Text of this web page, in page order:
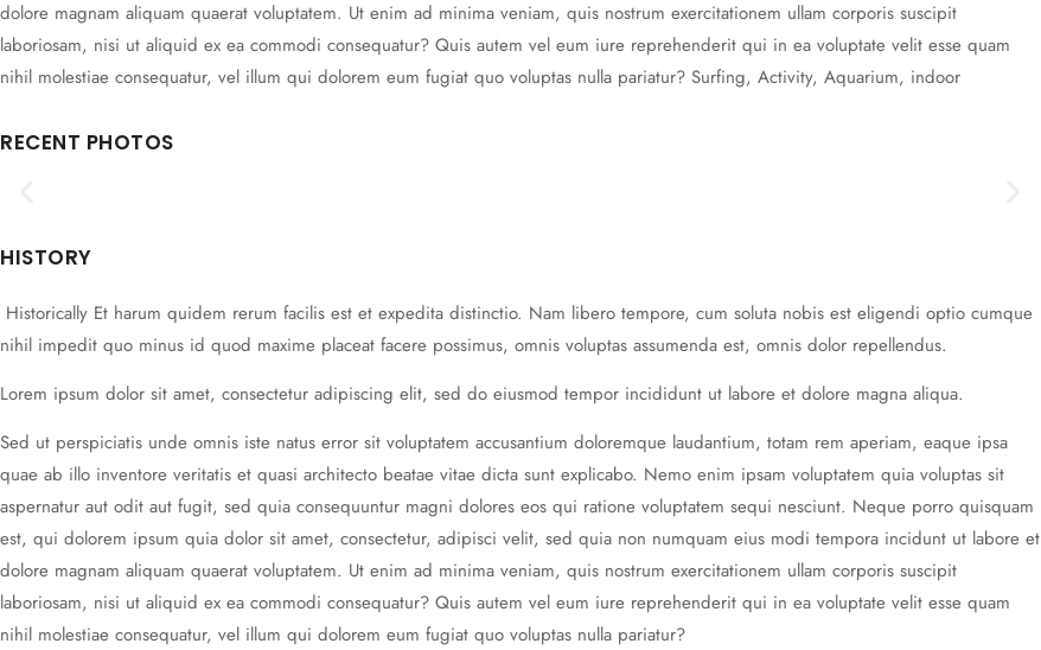
dolore magnam aliquam quaerat voluptatem. Ut enim ad minima veniam, quis nostrum exercitationem ullam corporis suscipit
laboriosam, nisi ut aliquid ex ea commodi consequatur? Quis autem vel eum iure reprehenderit qui in ea voluptate velit esse quam
nihil molestiae consequatur, vel illum qui dolorem eum fugiat quo voluptas nulla pariatur? Surfing, Activity, Aquarium, indoor
RECENT PHOTOS
HISTORY
Historically Et harum quidem rerum facilis est et expedita distinctio. Nam libero tempore, cum soluta nobis est eligendi optio cumque
nihil impedit quo minus id quod maxime placeat facere possimus, omnis voluptas assumenda est, omnis dolor repellendus.
Lorem ipsum dolor sit amet, consectetur adipiscing elit, sed do eiusmod tempor incididunt ut labore et dolore magna aliqua.
Sed ut perspiciatis unde omnis iste natus error sit voluptatem accusantium doloremque laudantium, totam rem aperiam, eaque ipsa
quae ab illo inventore veritatis et quasi architecto beatae vitae dicta sunt explicabo. Nemo enim ipsam voluptatem quia voluptas sit
aspernatur aut odit aut fugit, sed quia consequuntur magni dolores eos qui ratione voluptatem sequi nesciunt. Neque porro quisquam
est, qui dolorem ipsum quia dolor sit amet, consectetur, adipisci velit, sed quia non numquam eius modi tempora incidunt ut labore et
dolore magnam aliquam quaerat voluptatem. Ut enim ad minima veniam, quis nostrum exercitationem ullam corporis suscipit
laboriosam, nisi ut aliquid ex ea commodi consequatur? Quis autem vel eum iure reprehenderit qui in ea voluptate velit esse quam
nihil molestiae consequatur, vel illum qui dolorem eum fugiat quo voluptas nulla pariatur?